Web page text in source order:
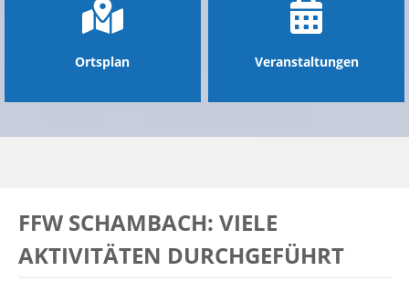
Ortsplan Veranstaltungen
FFW SCHAMBACH: VIELE
AKTIVITÄTEN DURCHGEFÜHRT